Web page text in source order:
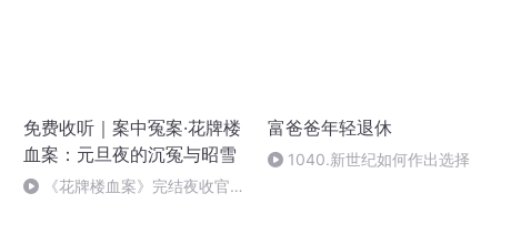
免费收听｜案中冤案·花牌楼
血案：元旦夜的沉冤与昭雪
《花牌楼血案》完结夜收官，
富爸爸年轻退休
1040.新世纪如何作出选择